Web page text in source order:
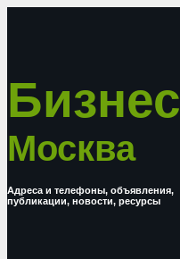
Бизнес
Москва
Адреса и телефоны, объявления,
публикации, новости, ресурсы